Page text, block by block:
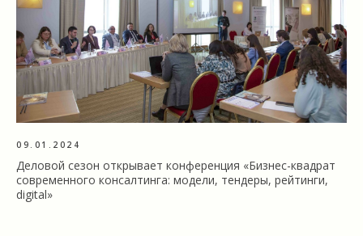
09.01.2024
Деловой сезон открывает конференция «Бизнес-квадрат
современного консалтинга: модели, тендеры, рейтинги,
digital»